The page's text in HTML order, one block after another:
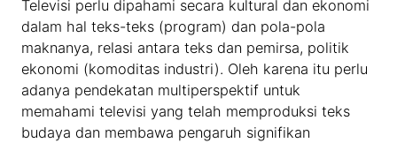
Televisi perlu dipahami secara kultural dan ekonomi
dalam hal teks-teks (program) dan pola-pola
maknanya, relasi antara teks dan pemirsa, politik
ekonomi (komoditas industri). Oleh karena itu perlu
adanya pendekatan multiperspektif untuk
memahami televisi yang telah memproduksi teks
budaya dan membawa pengaruh signifikan